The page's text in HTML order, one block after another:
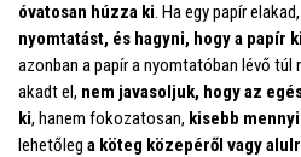
óvatosan húzza ki. Ha egy papír
nyomtatást, és hagyni, hogy a papír
azonban a papír a nyomtatóban lévő túl
akadt el, nem javasoljuk, hogy az
ki, hanem fokozatosan, kisebb
lehetőleg a köteg közepéről vagy